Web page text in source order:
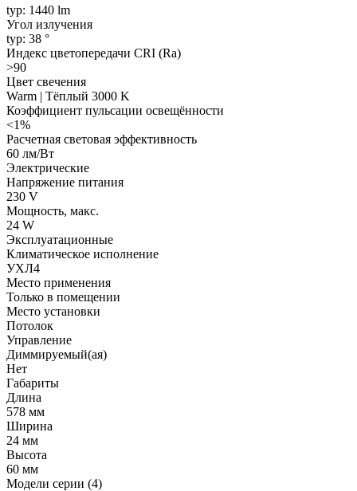
typ: 1440 lm
Угол излучения
typ: 38 °
Индекс цветопередачи CRI (Ra)
>90
Цвет свечения
Warm | Тёплый 3000 K
Коэффициент пульсации освещённости
<1%
Расчетная световая эффективность
60 лм/Вт
Электрические
Напряжение питания
230 V
Мощность, макс.
24 W
Эксплуатационные
Климатическое исполнение
УХЛ4
Место применения
Только в помещении
Место установки
Потолок
Управление
Диммируемый(ая)
Нет
Габариты
Длина
578 мм
Ширина
24 мм
Высота
60 мм
Модели серии (4)